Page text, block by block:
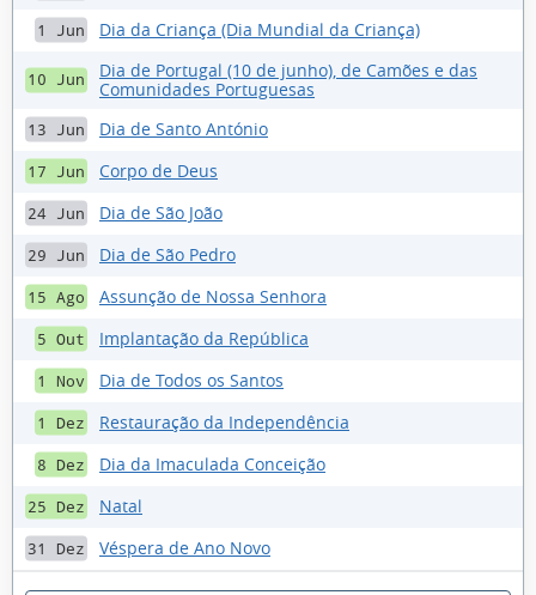
1 Jun Dia da Criança (Dia Mundial da Criança)
10 Jun
Dia de Portugal (10 de junho), de Camões e das
Comunidades Portuguesas
13 Jun Dia de Santo António
17 Jun Corpo de Deus
24 Jun Dia de São João
29 Jun Dia de São Pedro
15 Ago Assunção de Nossa Senhora
5 Out Implantação da República
1 Nov Dia de Todos os Santos
1 Dez Restauração da Independência
8 Dez Dia da Imaculada Conceição
25 Dez Natal
31 Dez Véspera de Ano Novo